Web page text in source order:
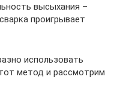
высыхания –
проигрывает
использовать
метод и рассмотрим